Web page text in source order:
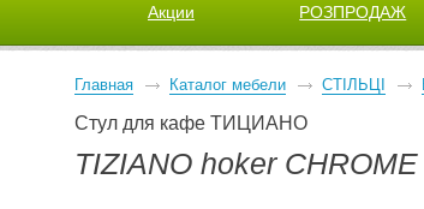
Акции РОЗПРОДАЖ
Главная Каталог мебели СТІЛЬЦІ
Стул для кафе ТИЦИАНО
TIZIANO hoker CHROME